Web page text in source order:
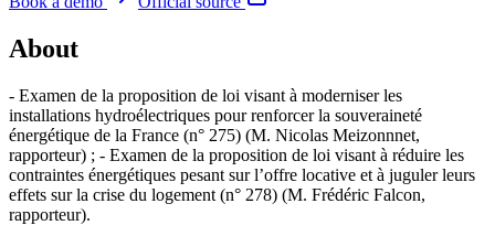
About
- Examen de la proposition de loi visant à moderniser les
installations hydroélectriques pour renforcer la souveraineté
énergétique de la France (n° 275) (M. Nicolas Meizonnnet,
rapporteur) ; - Examen de la proposition de loi visant à réduire les
contraintes énergétiques pesant sur l’offre locative et à juguler leurs
effets sur la crise du logement (n° 278) (M. Frédéric Falcon,
rapporteur).